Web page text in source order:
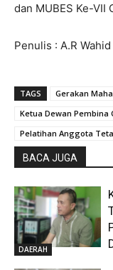
dan MUBES Ke-VII
Penulis : A.R
TAGS
Gerakan
Ketua Dewan Pembina
Pelatihan Anggota
BACA JUGA
DAERAH